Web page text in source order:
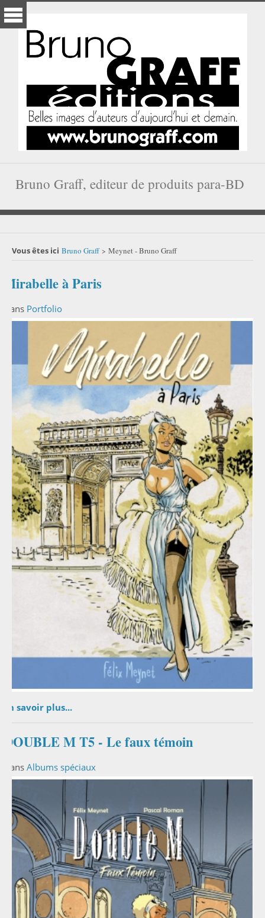
Bruno Graff, editeur de produits para-BD
Vous êtes ici Bruno Graff > Meynet - Bruno Graff
Mirabelle à Paris
Dans Portfolio
En savoir plus...
DOUBLE M T5 - Le faux témoin
Dans Albums spéciaux